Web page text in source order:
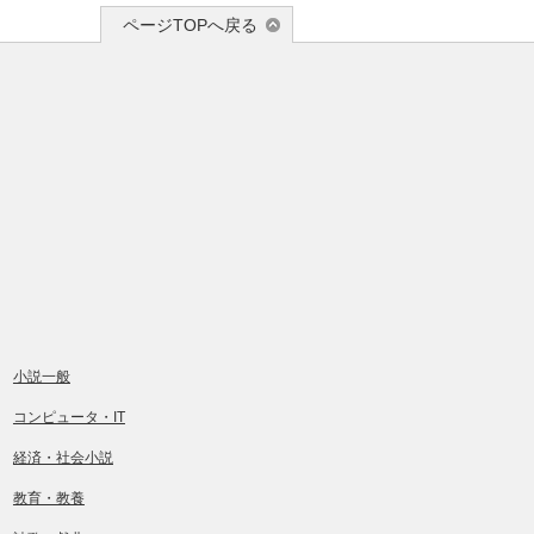
小説一般
コンピュータ・IT
経済・社会小説
教育・教養
ページTOPへ戻る